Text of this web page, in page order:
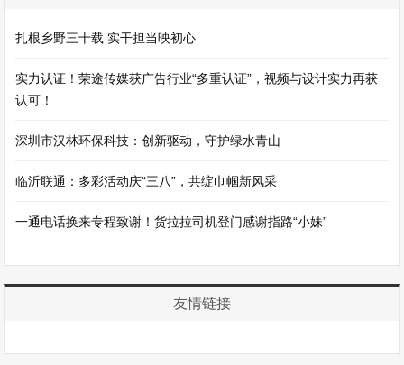
扎根乡野三十载 实干担当映初心
实力认证！荣途传媒获广告行业“多重认证”，视频与设计实力再获
认可！
深圳市汉林环保科技：创新驱动，守护绿水青山
临沂联通：多彩活动庆“三八”，共绽巾帼新风采
一通电话换来专程致谢！货拉拉司机登门感谢指路“小妹”
友情链接